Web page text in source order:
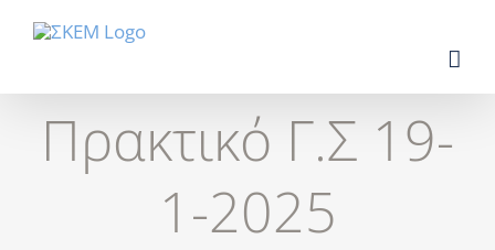
Skip
content
Πρακτικό Γ.Σ 19-
1-2025